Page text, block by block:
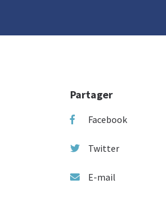
Partager
Facebook
Twitter
E-mail